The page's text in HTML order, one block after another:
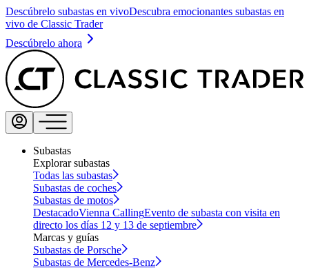
Descúbrelo subastas en vivoDescubra emocionantes subastas en
vivo de Classic Trader
Descúbrelo ahora
Subastas
Explorar subastas
Todas las subastas
Subastas de coches
Subastas de motos
DestacadoVienna CallingEvento de subasta con visita en
directo los días 12 y 13 de septiembre
Marcas y guías
Subastas de Porsche
Subastas de Mercedes-Benz